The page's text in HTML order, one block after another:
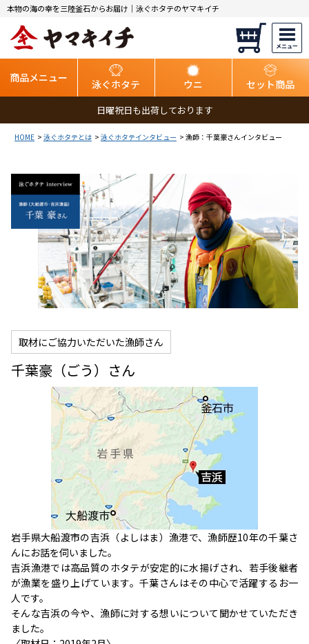
本物の海の幸を三陸釜石からお届け｜泳ぐホタテのヤマキイチ
商品メニュー 泳ぐホタテ ウニ セット商品
日曜祝日も出荷しております
HOME 泳ぐホタテとは 泳ぐホタテインタビュー 漁師：千葉豪さんインタビュー
取材にご協力いただいた漁師さん
千葉豪（ごう）さん
岩手県大船渡市の吉浜（よしはま）漁港で、漁師歴10年の千葉さ
んにお話を伺いました。
吉浜漁港では高品質のホタテが安定的に水揚げされ、若手後継者
が漁業を盛り上げています。千葉さんはその中心で活躍するお一
人です。
そんな吉浜の今や、漁師に対する想いについて聞かせていただき
ました。